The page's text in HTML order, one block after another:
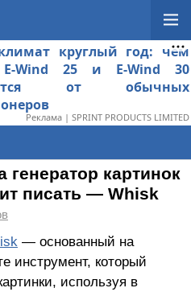
круглый год: чем
E-Wind 25 и E-Wind 30
от обычных
Реклама | SPRINT PRODUCTS LIMITED
генератор картинок
писать — Whisk
— основанный на
инструмент, который
используя в